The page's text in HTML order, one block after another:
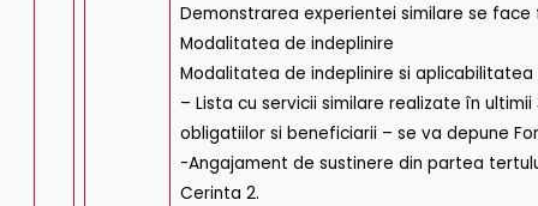
Demonstrarea experientei similare se
Modalitatea de indeplinire
Modalitatea de indeplinire si
– Lista cu servicii similare realizate în
obligatiilor si beneficiarii – se va depune
-Angajament de sustinere din partea
Cerinta 2.